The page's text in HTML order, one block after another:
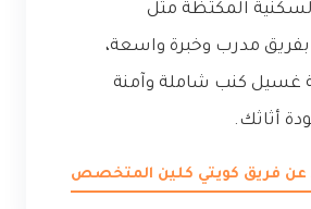
المكتظة مثل
مدرب وخبرة واسعة،
غسيل كنب شاملة وآمنة
أثاثك.
عن فريق كويتي كلين المتخصص